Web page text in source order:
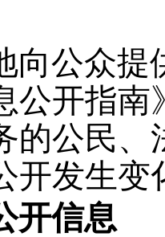
向公众
公开指
的公民
开发生
开信息